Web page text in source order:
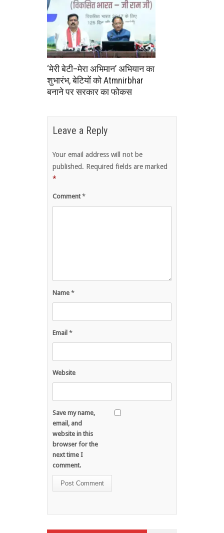
‘मेरी बेटी–मेरा अभिमान’ अभियान का
शुभारंभ, बेटियों को Atmnirbhar
बनाने पर सरकार का फोकस
Leave a Reply
Your email address will not be
published. Required fields are marked
*
Comment*
Name *
Email *
Website
Save my name,
email, and
website in this
browser for the
next time I
comment.